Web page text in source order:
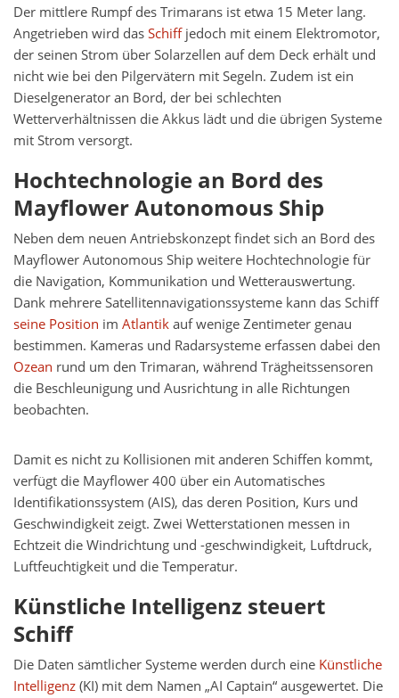
Der mittlere Rumpf des Trimarans ist etwa 15 Meter lang.
Angetrieben wird dasSchiffjedoch mit einem Elektromotor,
der seinen Strom über Solarzellen auf dem Deck erhält und
nicht wie bei den Pilgervätern mit Segeln. Zudem ist ein
Dieselgenerator an Bord, der bei schlechten
Wetterverhältnissen die Akkus lädt und die übrigen Systeme
mit Strom versorgt.
Hochtechnologie an Bord des
Mayflower Autonomous Ship
Neben dem neuen Antriebskonzept findet sich an Bord des
Mayflower Autonomous Ship weitere Hochtechnologie für
die Navigation, Kommunikation und Wetterauswertung.
Dank mehrere Satellitennavigationssysteme kann das Schiff
seine Position im Atlantikauf wenige Zentimeter genau
bestimmen. Kameras und Radarsysteme erfassen dabei den
Ozean rund um den Trimaran, während Trägheitssensoren
die Beschleunigung und Ausrichtung in alle Richtungen
beobachten.
Damit es nicht zu Kollisionen mit anderen Schiffen kommt,
verfügt die Mayflower 400 über ein Automatisches
Identifikationssystem (AIS), das deren Position, Kurs und
Geschwindigkeit zeigt. Zwei Wetterstationen messen in
Echtzeit die Windrichtung und -geschwindigkeit, Luftdruck,
Luftfeuchtigkeit und die Temperatur.
Künstliche Intelligenz steuert
Schiff
Die Daten sämtlicher Systeme werden durch eine Künstliche
Intelligenz(KI) mit dem Namen „AI Captain“ ausgewertet. Die